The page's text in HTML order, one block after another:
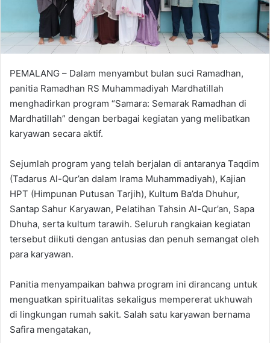
PEMALANG – Dalam menyambut bulan suci Ramadhan,
panitia Ramadhan RS Muhammadiyah Mardhatillah
menghadirkan program “Samara: Semarak Ramadhan di
Mardhatillah” dengan berbagai kegiatan yang melibatkan
karyawan secara aktif.
Sejumlah program yang telah berjalan di antaranya Taqdim
(Tadarus Al-Qur’an dalam Irama Muhammadiyah), Kajian
HPT (Himpunan Putusan Tarjih), Kultum Ba’da Dhuhur,
Santap Sahur Karyawan, Pelatihan Tahsin Al-Qur’an, Sapa
Dhuha, serta kultum tarawih. Seluruh rangkaian kegiatan
tersebut diikuti dengan antusias dan penuh semangat oleh
para karyawan.
Panitia menyampaikan bahwa program ini dirancang untuk
menguatkan spiritualitas sekaligus mempererat ukhuwah
di lingkungan rumah sakit. Salah satu karyawan bernama
Safira mengatakan,